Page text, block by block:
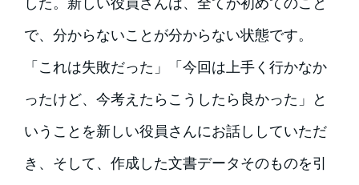
で、分からないことが分からない状態です。
「これは失敗だった」「今回は上手く行かなか
ったけど、今考えたらこうしたら良かった」と
いうことを新しい役員さんにお話ししていただ
き、そして、作成した文書データそのものを引